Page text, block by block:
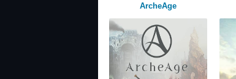
ArcheAge